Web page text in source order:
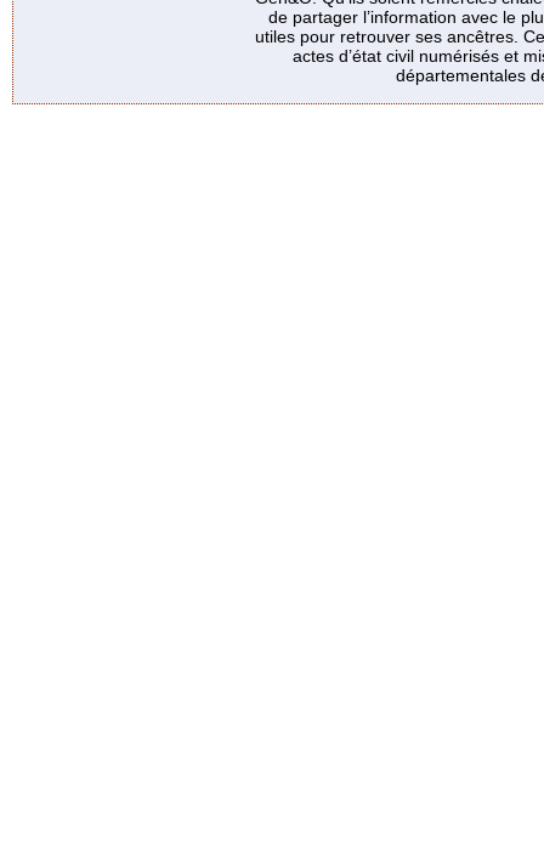
de partager l’information avec le
utiles pour retrouver ses ancêtres.
actes d’état civil numérisés et
départementales